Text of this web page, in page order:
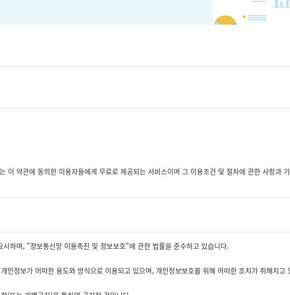
이 약관에 동의한 이용자들에게 무료로 제공되는 서비스이며 그 이용조건 및 절차에 관한 사항과
하며, "정보통신망 이용촉진 및 정보보호"에 관한 법률을 준수하고 있습니다.
인정보가 어떠한 용도와 방식으로 이용되고 있으며, 개인정보보호를 위해 어떠한 조치가 취해지고